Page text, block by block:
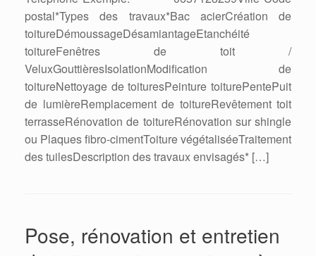
postal*Types des travaux*Bac acierCréation de
toitureDémoussageDésamiantageEtanchéité
toitureFenêtres de toit /
VeluxGouttièresIsolationModification de
toitureNettoyage de toituresPeinture toiturePentePuit
de lumièreRemplacement de toitureRevêtement toit
terrasseRénovation de toitureRénovation sur shingle
ou Plaques fibro-cimentToiture végétaliséeTraitement
des tuilesDescription des travaux envisagés* […]
Pose, rénovation et entretien